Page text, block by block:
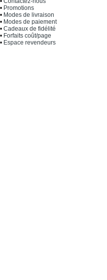
• Promotions
• Modes de livraison
• Modes de paiement
• Cadeaux de fidélité
• Forfaits coût/page
• Espace revendeurs